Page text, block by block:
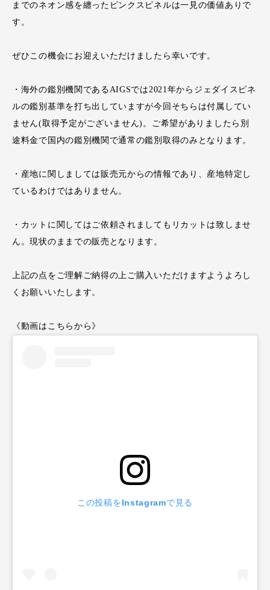
までのネオン感を纏ったピンクスピネルは一見の価値ありで
す。
ぜひこの機会にお迎えいただけましたら幸いです。
・海外の鑑別機関であるAIGSでは2021年からジェダイスピネ
ルの鑑別基準を打ち出していますが今回そちらは付属してい
ません(取得予定がございません)。ご希望がありましたら別
途料金で国内の鑑別機関で通常の鑑別取得のみとなります。
・産地に関しましては販売元からの情報であり、産地特定し
ているわけではありません。
・カットに関してはご依頼されましてもリカットは致しませ
ん。現状のままでの販売となります。
上記の点をご理解ご納得の上ご購入いただけますようよろし
くお願いいたします。
《動画はこちらから》
この投稿をInstagramで見る